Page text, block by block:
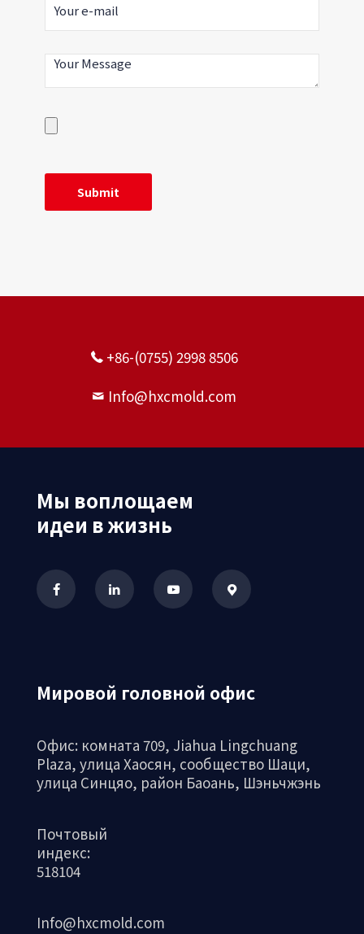
+86-(0755) 2998 8506
Info@hxcmold.com
Мы воплощаем
идеи в жизнь
Мировой головной офис
Офис: комната 709, Jiahua Lingchuang
Plaza, улица Хаосян, сообщество Шаци,
улица Синцяо, район Баоань, Шэньчжэнь
Почтовый
индекс:
518104
Info@hxcmold.com